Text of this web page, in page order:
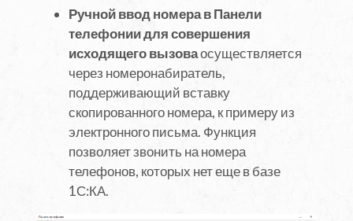
Ручной ввод номера в Панели
телефонии для совершения
исходящего вызоваосуществляется
через номеронабиратель,
поддерживающий вставку
скопированного номера, к примеру из
электронного письма. Функция
позволяет звонить на номера
телефонов, которых нет еще в базе
1С:КА.